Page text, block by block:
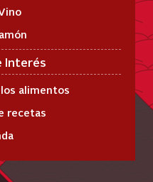
Interés
alimentos
recetas